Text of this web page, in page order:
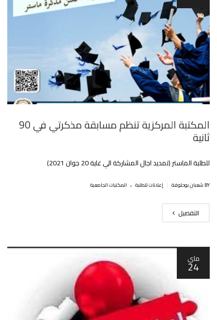
المكتبة المركزية تنظم مسابقة مذكرتي في 90
ثانية
للطلبة الماستر (تمديد اجال المشاركة الي غاية 20 جوان 2021)
BY شعبان بوحلوفة إعلانات للطلبة . المكتبات الجامعية
التفصيل
ماي
24